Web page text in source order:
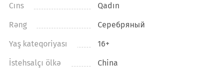
Cıns Qadın
Rəng Серебряный
Yaş kateqoriyası 16+
İstehsalçı ölkə China